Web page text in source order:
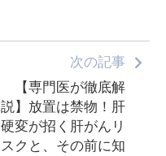
次の記事
【専門医が徹底解
説】放置は禁物！肝
硬変が招く肝がんリ
スクと、その前に知